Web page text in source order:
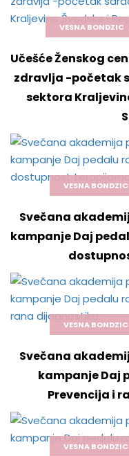
VESNA BONDZIC
Učešće Ženskog
zdravlja -početak
sektora
VESNA BONDZIC
Svečana
kampanje Daj
VESNA BONDZIC
Svečana
kampanje Daj
Prevencija i
VESNA BONDZIC